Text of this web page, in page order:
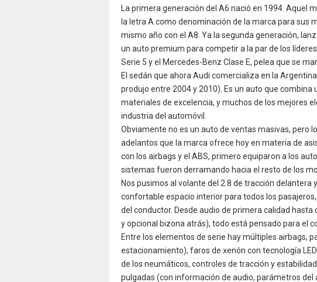
La primera generación del A6 nació en 1994. Aquel
la letra A como denominación de la marca para sus
mismo año con el A8. Ya la segunda generación,
un auto premium para competir a la par de los
Serie 5 y el Mercedes-Benz Clase E, pelea que se
El sedán que ahora Audi comercializa en la
produjo entre 2004 y 2010). Es un auto que combina
materiales de excelencia, y muchos de los mejores
industria del automóvil.
Obviamente no es un auto de ventas masivas, pero
adelantos que la marca ofrece hoy en materia de
con los airbags y el ABS, primero equiparon a los
sistemas fueron derramando hacia el resto de los
Nos pusimos al volante del 2.8 de tracción delantera
confortable espacio interior para todos los
del conductor. Desde audio de primera calidad
y opcional bizona atrás), todo está pensado para el
Entre los elementos de serie hay múltiples airbags,
estacionamiento), faros de xenón con tecnología
de los neumáticos, controles de tracción y
pulgadas (con información de audio, parámetros del